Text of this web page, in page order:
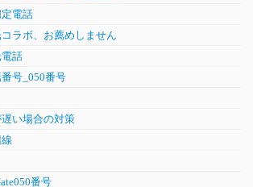
電話
ラボ、お薦めしません
話
号_050番号
い場合の対策
番号